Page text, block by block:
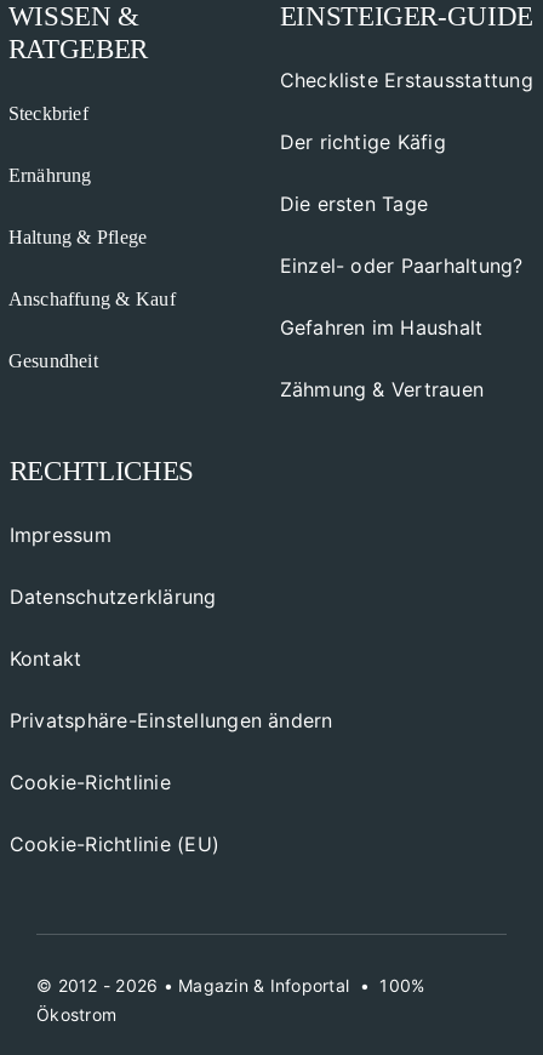
WISSEN &
RATGEBER
Steckbrief
Ernährung
Haltung & Pflege
Anschaffung & Kauf
Gesundheit
EINSTEIGER-GUIDE
Checkliste Erstausstattung
Der richtige Käfig
Die ersten Tage
Einzel- oder Paarhaltung?
Gefahren im Haushalt
Zähmung & Vertrauen
RECHTLICHES
Impressum
Datenschutzerklärung
Kontakt
Privatsphäre-Einstellungen ändern
Cookie-Richtlinie
Cookie-Richtlinie (EU)
© 2012 - 2026 • Magazin & Infoportal • 100%
Ökostrom